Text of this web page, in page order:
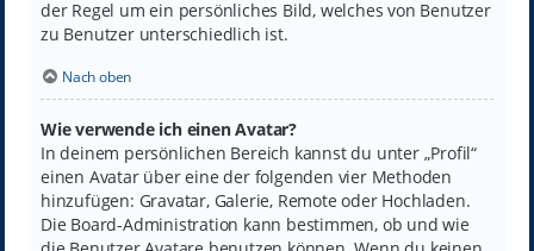
der Regel um ein persönliches Bild, welches von Benutzer
zu Benutzer unterschiedlich ist.
Nach oben
Wie verwende ich einen Avatar?
In deinem persönlichen Bereich kannst du unter „Profil“
einen Avatar über eine der folgenden vier Methoden
hinzufügen: Gravatar, Galerie, Remote oder Hochladen.
Die Board-Administration kann bestimmen, ob und wie